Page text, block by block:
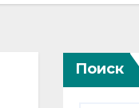
Поиск